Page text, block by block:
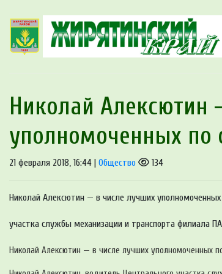
Николай Алексютин
уполномоченных по
21 февраля 2018, 16:44 | Общество 134
Николай Алексютин — в числе лучших
участка службы механизации и транспорта филиала
Николай Алексютин — в числе лучших уполномоченных